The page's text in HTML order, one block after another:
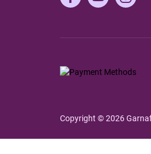
Copyright © 2026